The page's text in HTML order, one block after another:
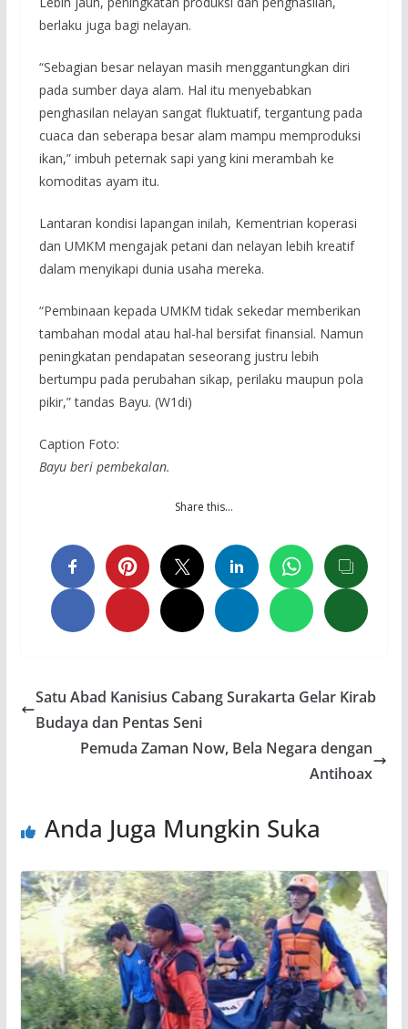
berlaku juga bagi nelayan.
“Sebagian besar nelayan masih menggantungkan diri
pada sumber daya alam. Hal itu menyebabkan
penghasilan nelayan sangat fluktuatif, tergantung pada
cuaca dan seberapa besar alam mampu memproduksi
ikan,” imbuh peternak sapi yang kini merambah ke
komoditas ayam itu.
Lantaran kondisi lapangan inilah, Kementrian koperasi
dan UMKM mengajak petani dan nelayan lebih kreatif
dalam menyikapi dunia usaha mereka.
“Pembinaan kepada UMKM tidak sekedar memberikan
tambahan modal atau hal-hal bersifat finansial. Namun
peningkatan pendapatan seseorang justru lebih
bertumpu pada perubahan sikap, perilaku maupun pola
pikir,” tandas Bayu. (W1di)
Caption Foto:
Bayu beri pembekalan.
Share this…
Satu Abad Kanisius Cabang Surakarta Gelar Kirab
Budaya dan Pentas Seni
Pemuda Zaman Now, Bela Negara dengan
Antihoax
Anda Juga Mungkin Suka